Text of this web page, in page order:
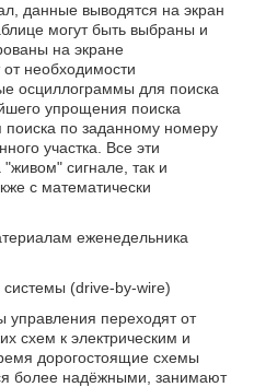
данные выводятся на экран
могут быть выбраны и
на экране
необходимости
осциллограммы для поиска
упрощения поиска
по заданному номеру
участка. Все эти
сигнале, так и
с математически
еженедельника
(drive-by-wire)
управления переходят от
схем к электрическим и
дорогостоящие схемы
более надёжными, занимают